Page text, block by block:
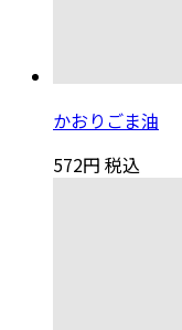
かおりごま油
572円 税込